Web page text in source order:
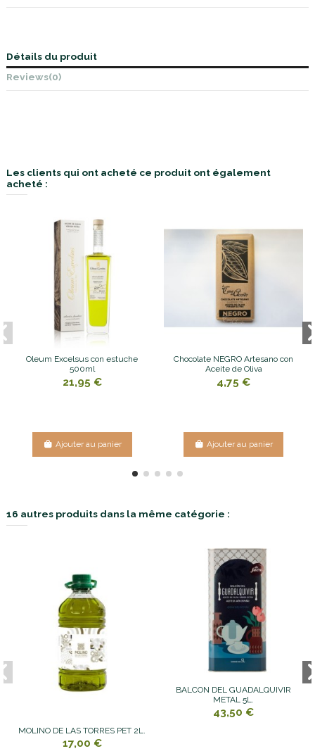
Détails du produit
Reviews(0)
Les clients qui ont acheté ce produit ont également
acheté :
Oleum Excelsus con estuche
500ml
21,95 €
Ajouter au panier
Chocolate NEGRO Artesano con
Aceite de Oliva
4,75 €
Ajouter au panier
16 autres produits dans la même catégorie :
MOLINO DE LAS TORRES PET 2L.
17,00 €
BALCON DEL GUADALQUIVIR
METAL 5L.
43,50 €